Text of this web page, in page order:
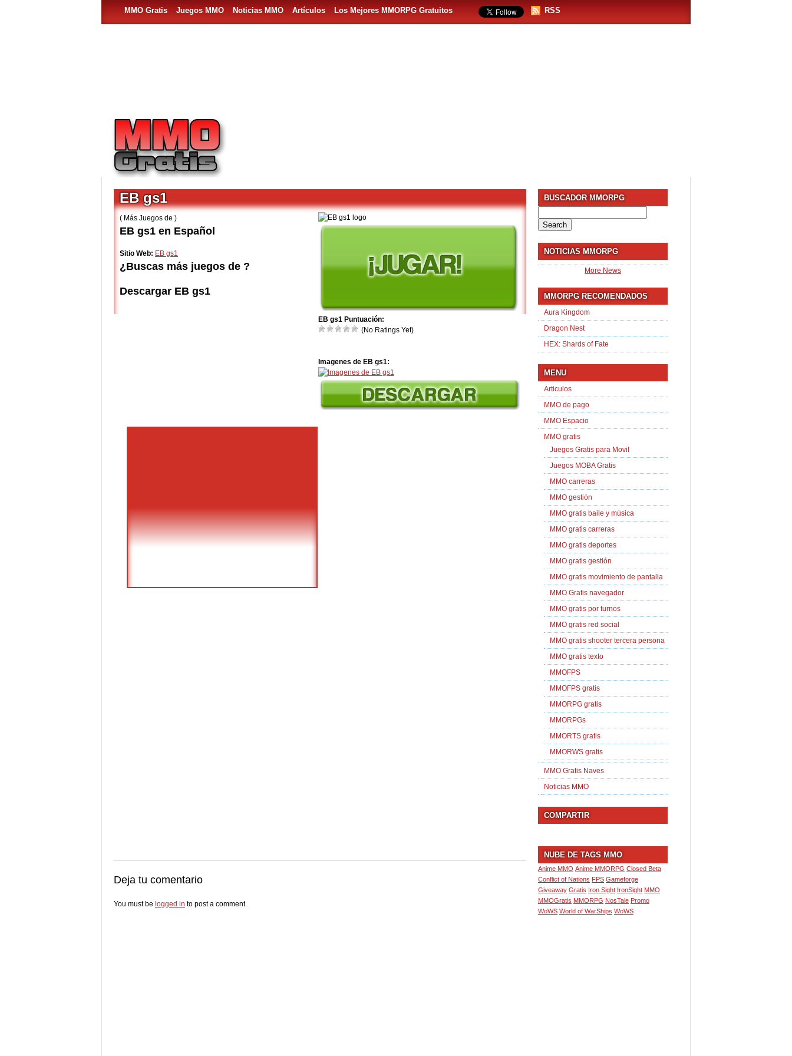
MMO Gratis Juegos MMO Noticias MMO Artículos Los Mejores MMORPG Gratuitos RSS
EB gs1 Puntuación:
(No Ratings Yet)
Imagenes de EB gs1:
EB gs1
( Más Juegos de )
EB gs1 en Español
Sitio Web: EB gs1
¿Buscas más juegos de ?
Descargar EB gs1
Deja tu comentario
You must be logged in to post a comment.
BUSCADOR MMORPG
for:
NOTICIAS MMORPG
More News
MMORPG RECOMENDADOS
Aura Kingdom
Dragon Nest
HEX: Shards of Fate
MENU
Articulos
MMO de pago
MMO Espacio
MMO gratis
Juegos Gratis para Movil
Juegos MOBA Gratis
MMO carreras
MMO gestión
MMO gratis baile y música
MMO gratis carreras
MMO gratis deportes
MMO gratis gestión
MMO gratis movimiento de pantalla
MMO Gratis navegador
MMO gratis por turnos
MMO gratis red social
MMO gratis shooter tercera persona
MMO gratis texto
MMOFPS
MMOFPS gratis
MMORPG gratis
MMORPGs
MMORTS gratis
MMORWS gratis
MMO Gratis Naves
Noticias MMO
COMPARTIR
NUBE DE TAGS MMO
Anime MMO Anime MMORPG Closed Beta
Conflict of Nations FPS Gameforge
Giveaway Gratis Iron Sight IronSight MMO
MMOGratis MMORPG NosTale Promo
WoWS World of WarShips WoWS